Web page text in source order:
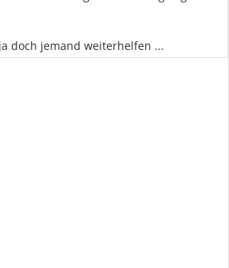
doch jemand weiterhelfen ...